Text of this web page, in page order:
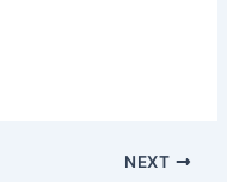
NEXT